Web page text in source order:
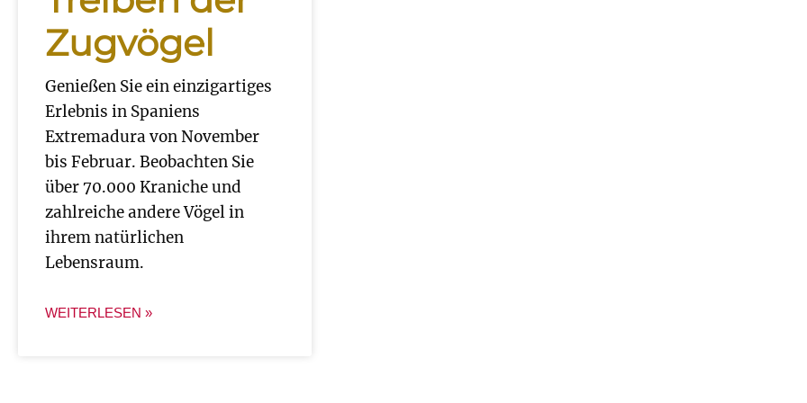
Zugvögel
Genießen Sie ein einzigartiges
Erlebnis in Spaniens
Extremadura von November
bis Februar. Beobachten Sie
über 70.000 Kraniche und
zahlreiche andere Vögel in
ihrem natürlichen
Lebensraum.
WEITERLESEN »